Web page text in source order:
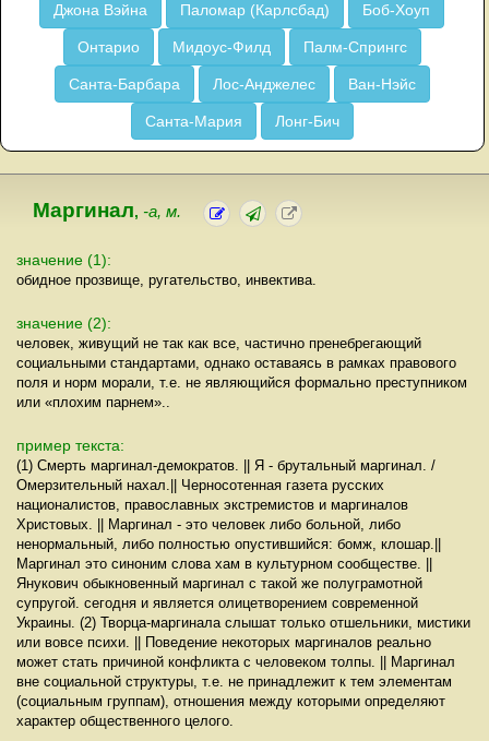
Джона Вэйна
Паломар (Карлсбад) Боб-Хоуп
Онтарио Мидоус-Филд Палм-Спрингс
Санта-Барбара Лос-Анджелес Ван-Нэйс
Санта-Мария Лонг-Бич
Маргинал, -а, м.
значение (1):
обидное прозвище, ругательство, инвектива.
значение (2):
человек, живущий не так как все, частично пренебрегающий
социальными стандартами, однако оставаясь в рамках правового
поля и норм морали, т.е. не являющийся формально преступником
или «плохим парнем»..
пример текста:
(1) Смерть маргинал-демократов. || Я - брутальный маргинал. /
Омерзительный нахал.|| Черносотенная газета русских
националистов, православных экстремистов и маргиналов
Христовых. || Маргинал - это человек либо больной, либо
ненормальный, либо полностью опустившийся: бомж, клошар.||
Маргинал это синоним слова хам в культурном сообществе. ||
Янукович обыкновенный маргинал с такой же полуграмотной
супругой. сегодня и является олицетворением современной
Украины. (2) Творца-маргинала слышат только отшельники, мистики
или вовсе психи. || Поведение некоторых маргиналов реально
может стать причиной конфликта с человеком толпы. || Маргинал
вне социальной структуры, т.е. не принадлежит к тем элементам
(социальным группам), отношения между которыми определяют
характер общественного целого.